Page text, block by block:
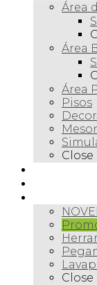
Área
Área
Área
Pisos
Close
Close